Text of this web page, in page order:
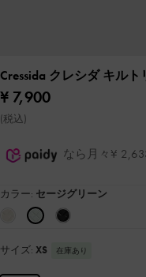
Cressida クレシダ キルト
¥ 7,900
(税込)
なら月々¥
カラー: セージグリーン
サイズ: XS 在庫あり